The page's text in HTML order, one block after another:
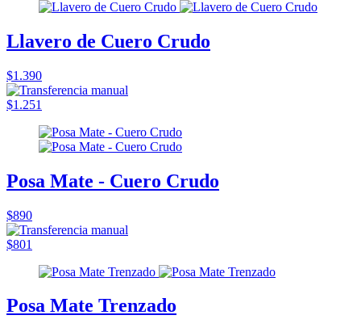
Llavero de Cuero Crudo
$1.390
$1.251
Posa Mate - Cuero Crudo
$890
$801
Posa Mate Trenzado